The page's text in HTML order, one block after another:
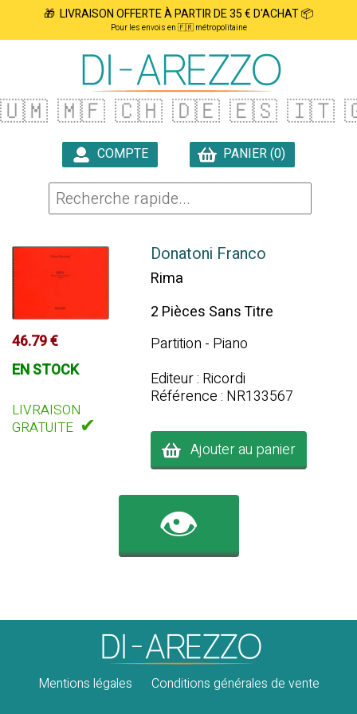
🎁 LIVRAISON OFFERTE À PARTIR DE 35 € D'ACHAT 📦
Pour les envois en 🇫🇷 métropolitaine
🇺🇲 🇲🇫 🇨🇭 🇩🇪 🇪🇸 🇮🇹
COMPTE
PANIER (0)
46.79 €
EN STOCK
LIVRAISON
GRATUITE ✔
Donatoni Franco
Rima
2 Pièces Sans Titre
Partition - Piano
Editeur : Ricordi
Référence : NR133567
Ajouter au panier
👁️
Mentions légales Conditions générales de vente